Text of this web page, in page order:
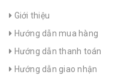
Giới thiệu
Hướng dẫn mua hàng
Hướng dẫn thanh toán
Hướng dẫn giao nhận